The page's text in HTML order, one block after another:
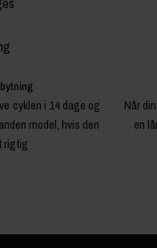
cyklen i 14 dage og
model, hvis den
rigtig
Når
en